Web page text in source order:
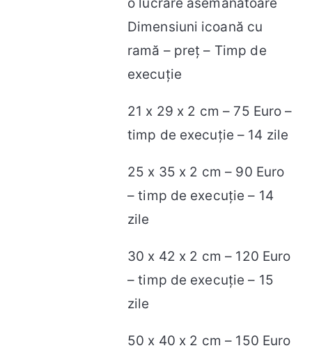
Dimensiuni icoană cu
ramă – preț – Timp de
execuție
21 x 29 x 2 cm – 75 Euro –
timp de execuție – 14 zile
25 x 35 x 2 cm – 90 Euro
– timp de execuție – 14
zile
30 x 42 x 2 cm – 120 Euro
– timp de execuție – 15
zile
50 x 40 x 2 cm – 150 Euro